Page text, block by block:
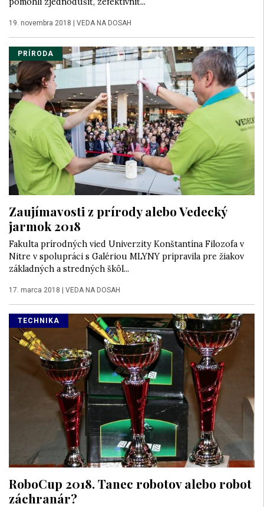
19. novembra 2018 VEDA NA DOSAH
PRÍRODA
Zaujímavosti z prírody alebo Vedecký
jarmok 2018
Fakulta prírodných vied Univerzity Konštantína Filozofa v
Nitre v spolupráci s Galériou MLYNY pripravila pre žiakov
základných a stredných škôl...
17. marca 2018 | VEDA NA DOSAH
TECHNIKA
RoboCup 2018. Tanec robotov alebo robot
záchranár?